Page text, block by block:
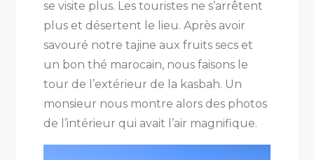
se visite plus. Les touristes ne s’arrêtent
plus et désertent le lieu. Après avoir
savouré notre tajine aux fruits secs et
un bon thé marocain, nous faisons le
tour de l’extérieur de la kasbah. Un
monsieur nous montre alors des photos
de l’intérieur qui avait l’air magnifique.